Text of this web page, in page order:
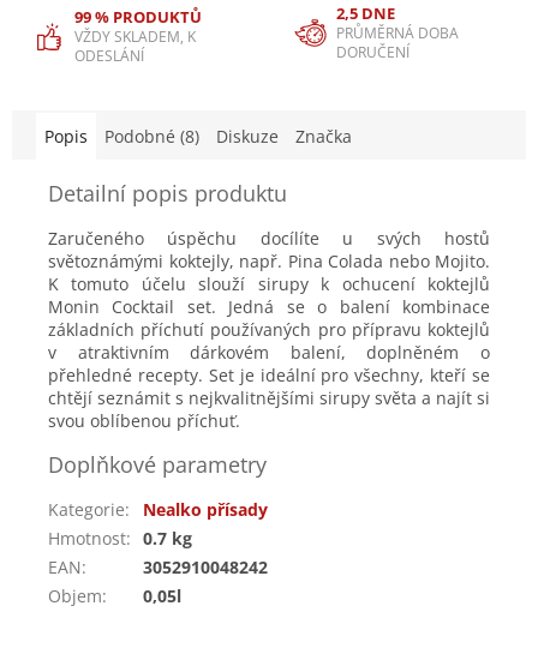
99 % PRODUKTŮ
VŽDY SKLADEM, K
ODESLÁNÍ
2,5 DNE
PRŮMĚRNÁ DOBA
DORUČENÍ
Popis Podobné (8) Diskuze Značka
Detailní popis produktu
Zaručeného úspěchu docílíte u svých hostů
světoznámými koktejly, např. Pina Colada nebo Mojito.
K tomuto účelu slouží sirupy k ochucení koktejlů
Monin Cocktail set. Jedná se o balení kombinace
základních příchutí používaných pro přípravu koktejlů
v atraktivním dárkovém balení, doplněném o
přehledné recepty. Set je ideální pro všechny, kteří se
chtějí seznámit s nejkvalitnějšími sirupy světa a najít si
svou oblíbenou příchuť.
Doplňkové parametry
Kategorie:
Nealko přísady
Hmotnost: 0.7 kg
EAN:
3052910048242
Objem: 0,05l